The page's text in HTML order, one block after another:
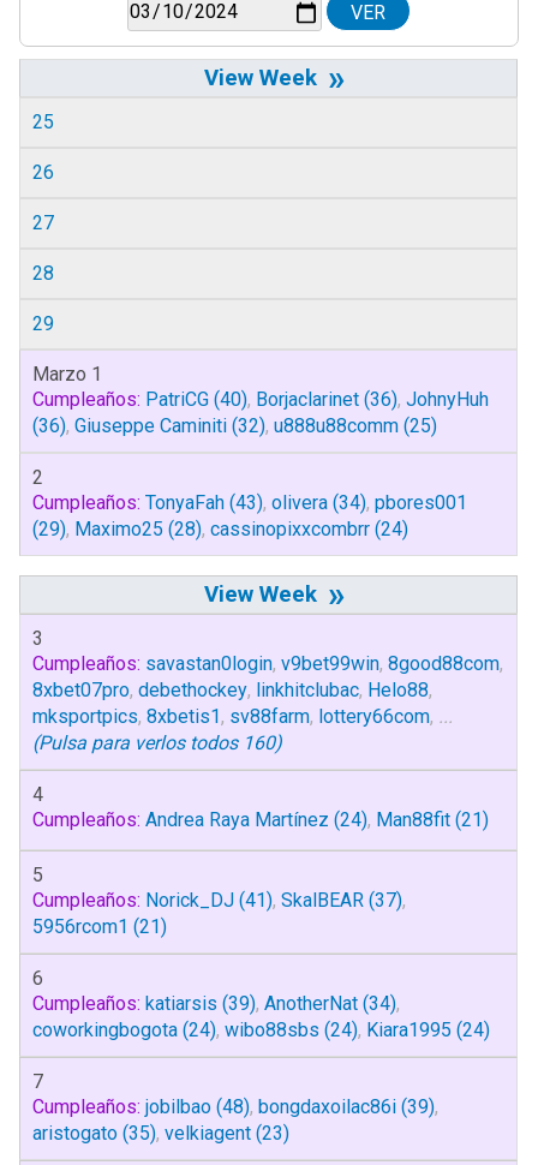
»
25
26
27
28
29
Marzo 1
Cumpleaños: PatriCG (40), Borjaclarinet (36), JohnyHuh
(36), Giuseppe Caminiti (32), u888u88comm (25)
2
Cumpleaños: TonyaFah (43), olivera (34), pbores001
(29), Maximo25 (28), cassinopixxcombrr (24)
»
3
Cumpleaños: savastan0login, v9bet99win, 8good88com,
8xbet07pro, debethockey, linkhitclubac, Helo88,
mksportpics, 8xbetis1, sv88farm, lottery66com, ...
(Pulsa para verlos todos 160)
4
Cumpleaños: Andrea Raya Martínez (24), Man88fit (21)
5
Cumpleaños: Norick_DJ (41), SkalBEAR (37),
5956rcom1 (21)
6
Cumpleaños: katiarsis (39), AnotherNat (34),
coworkingbogota (24), wibo88sbs (24), Kiara1995 (24)
7
Cumpleaños: jobilbao (48), bongdaxoilac86i (39),
aristogato (35), velkiagent (23)